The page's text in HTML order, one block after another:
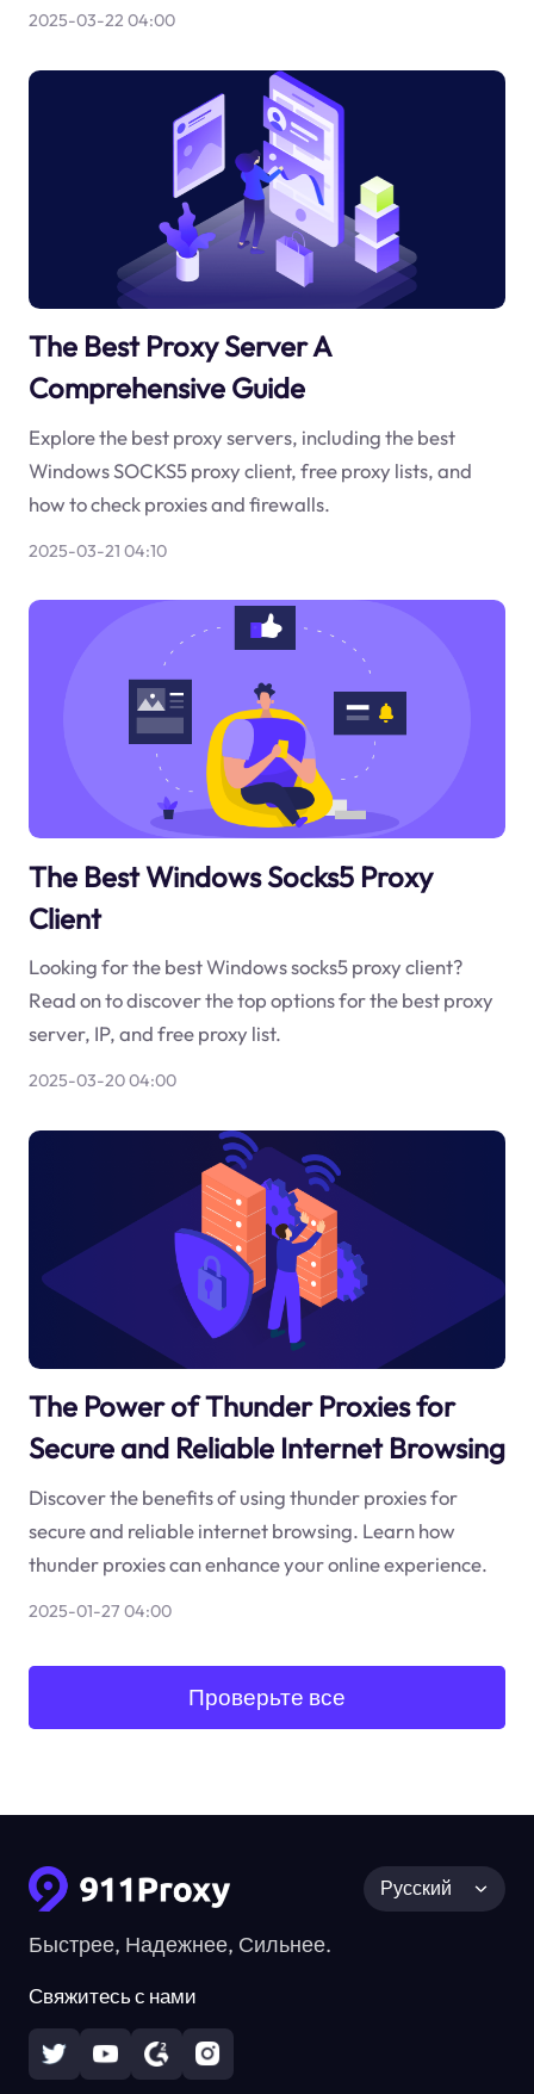
2025-03-22 04:00
The Best Proxy Server A
Comprehensive Guide
Explore the best proxy servers, including the best
Windows SOCKS5 proxy client, free proxy lists, and
how to check proxies and firewalls.
2025-03-21 04:10
The Best Windows Socks5 Proxy
Client
Looking for the best Windows socks5 proxy client?
Read on to discover the top options for the best proxy
server, IP, and free proxy list.
2025-03-20 04:00
The Power of Thunder Proxies for
Secure and Reliable Internet Browsing
Discover the benefits of using thunder proxies for
secure and reliable internet browsing. Learn how
thunder proxies can enhance your online experience.
2025-01-27 04:00
Проверьте все
Быстрее, Надежнее, Сильнее.
Свяжитесь с нами
Русский